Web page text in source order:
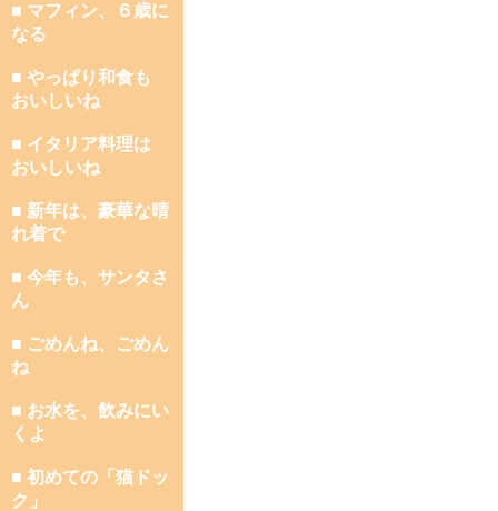
■ マフィン、６歳に
なる
■ やっぱり和食も
おいしいね
■ イタリア料理は
おいしいね
■ 新年は、豪華な晴
れ着で
■ 今年も、サンタさ
ん
■ ごめんね、ごめん
ね
■ お水を、飲みにい
くよ
■ 初めての「猫ドッ
ク」